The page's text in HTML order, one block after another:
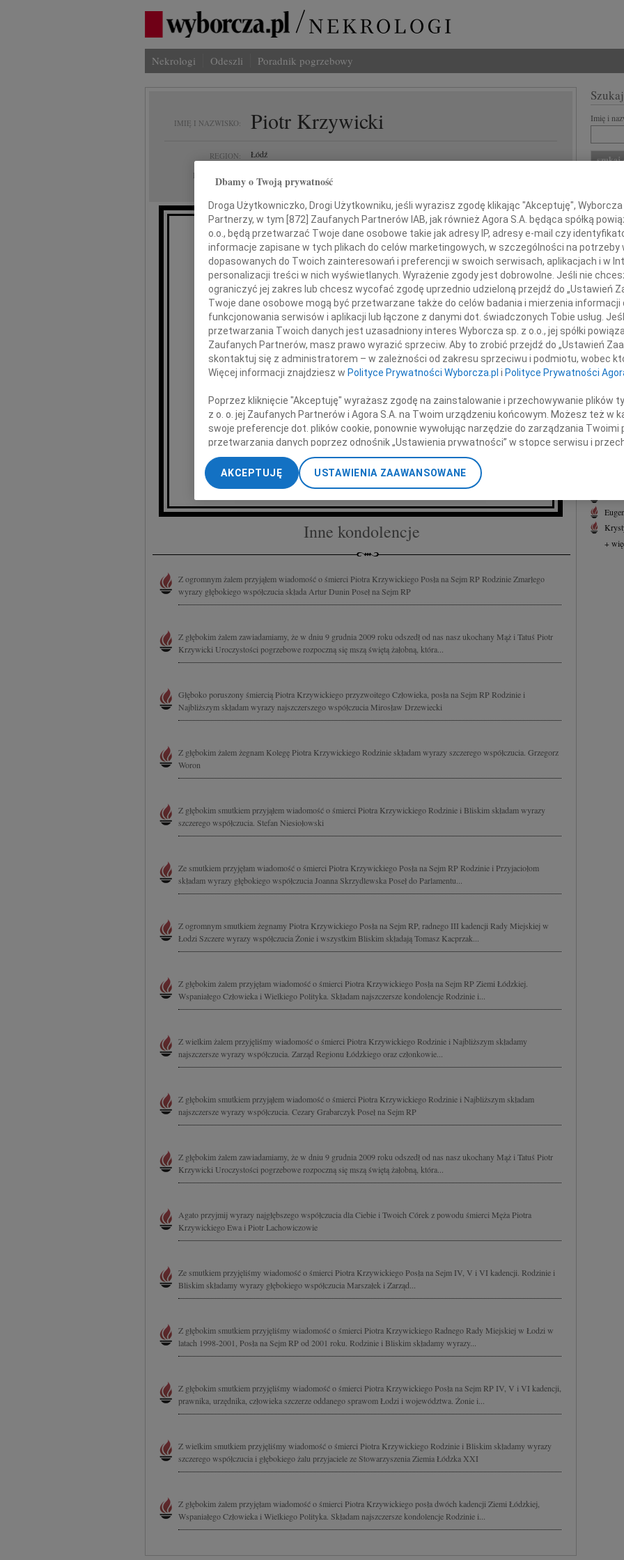
Nekrologi Odeszli Poradnik pogrzebowy
IMIĘ I NAZWISKO: Piotr Krzywicki
REGION: Łódź
DATA EMISJI:
Z głębokim żalem przyjęłam wiadomość o śmierci
Piotra Krzywickiego
Posła na Sejm RP.
Żonie, Córkom, Rodzinie i Bliskim
składam wyrazy głębokiego współczucia
Poseł na Sejm RP
Inne kondolencje
Z ogromnym żalem przyjąłem wiadomość o śmierci Piotra Krzywickiego Posła na Sejm RP Rodzinie Zmarłego
wyrazy głębokiego współczucia składa Artur Dunin Poseł na Sejm RP
Z głębokim żalem zawiadamiamy, że w dniu 9 grudnia 2009 roku odszedł od nas nasz ukochany Mąż i Tatuś Piotr
Krzywicki Uroczystości pogrzebowe rozpoczną się mszą świętą żałobną, która...
Głęboko poruszony śmiercią Piotra Krzywickiego przyzwoitego Człowieka, posła na Sejm RP Rodzinie i
Najbliższym składam wyrazy najszczerszego współczucia Mirosław Drzewiecki
Z głębokim żalem żegnam Kolegę Piotra Krzywickiego Rodzinie składam wyrazy szczerego współczucia. Grzegorz
Woron
Z głębokim smutkiem przyjąłem wiadomość o śmierci Piotra Krzywickiego Rodzinie i Bliskim składam wyrazy
szczerego współczucia. Stefan Niesiołowski
Ze smutkiem przyjęłam wiadomość o śmierci Piotra Krzywickiego Posła na Sejm RP Rodzinie i Przyjaciołom
składam wyrazy głębokiego współczucia Joanna Skrzydlewska Poseł do Parlamentu...
Z ogromnym smutkiem żegnamy Piotra Krzywickiego Posła na Sejm RP, radnego III kadencji Rady Miejskiej w
Łodzi Szczere wyrazy współczucia Żonie i wszystkim Bliskim składają Tomasz Kacprzak...
Z głębokim żalem przyjęłam wiadomość o śmierci Piotra Krzywickiego Posła na Sejm RP Ziemi Łódzkiej.
Wspaniałego Człowieka i Wielkiego Polityka. Składam najszczersze kondolencje Rodzinie i...
Z wielkim żalem przyjęliśmy wiadomość o śmierci Piotra Krzywickiego Rodzinie i Najbliższym składamy
najszczersze wyrazy współczucia. Zarząd Regionu Łódzkiego oraz członkowie...
Z głębokim smutkiem przyjąłem wiadomość o śmierci Piotra Krzywickiego Rodzinie i Najbliższym składam
najszczersze wyrazy współczucia. Cezary Grabarczyk Poseł na Sejm RP
Z głębokim żalem zawiadamiamy, że w dniu 9 grudnia 2009 roku odszedł od nas nasz ukochany Mąż i Tatuś Piotr
Krzywicki Uroczystości pogrzebowe rozpoczną się mszą świętą żałobną, która...
Agato przyjmij wyrazy najgłębszego współczucia dla Ciebie i Twoich Córek z powodu śmierci Męża Piotra
Krzywickiego Ewa i Piotr Lachowiczowie
Ze smutkiem przyjęliśmy wiadomość o śmierci Piotra Krzywickiego Posła na Sejm IV, V i VI kadencji. Rodzinie i
Bliskim składamy wyrazy głębokiego współczucia Marszałek i Zarząd...
Z głębokim smutkiem przyjęliśmy wiadomość o śmierci Piotra Krzywickiego Radnego Rady Miejskiej w Łodzi w
latach 1998-2001, Posła na Sejm RP od 2001 roku. Rodzinie i Bliskim składamy wyrazy...
Z głębokim smutkiem przyjęliśmy wiadomość o śmierci Piotra Krzywickiego Posła na Sejm RP IV, V i VI kadencji,
prawnika, urzędnika, człowieka szczerze oddanego sprawom Łodzi i województwa. Żonie i...
Z wielkim smutkiem przyjęliśmy wiadomość o śmierci Piotra Krzywickiego Rodzinie i Bliskim składamy wyrazy
szczerego współczucia i głębokiego żalu przyjaciele ze Stowarzyszenia Ziemia Łódzka XXI
Z głębokim żalem przyjęłam wiadomość o śmierci Piotra Krzywickiego posła dwóch kadencji Ziemi Łódzkiej,
Wspaniałego Człowieka i Wielkiego Polityka. Składam najszczersze kondolencje Rodzinie i...
Imię i
Z
Pani
Z
+
+
Dbamy o Twoją prywatność
Droga Użytkowniczko, Drogi Użytkowniku, jeśli wyrazisz zgodę klikając "Akceptuję",
Partnerzy, w tym [ 872 ] Zaufanych Partnerów IAB, jak również Agora S.A. będąca spółką
o.o., będą przetwarzać Twoje dane osobowe takie jak adresy IP, adresy e-mail czy
informacje zapisane w tych plikach do celów marketingowych, w szczególności na potrzeby
dopasowanych do Twoich zainteresowań i preferencji w swoich serwisach, aplikacjach i w
personalizacji treści w nich wyświetlanych. Wyrażenie zgody jest dobrowolne. Jeśli nie
ograniczyć jej zakres lub chcesz wycofać zgodę uprzednio udzieloną przejdź do „Ustawień
Twoje dane osobowe mogą być przetwarzane także do celów badania i mierzenia
funkcjonowania serwisów i aplikacji lub łączone z danymi dot. świadczonych Tobie usług.
przetwarzania Twoich danych jest uzasadniony interes Wyborcza sp. z o.o., jej spółki
Zaufanych Partnerów, masz prawo wyrazić sprzeciw. Aby to zrobić przejdź do „Ustawień
skontaktuj się z administratorem – w zależności od zakresu sprzeciwu i podmiotu, wobec
Więcej informacji znajdziesz w Polityce Prywatności Wyborcza.pl i Polityce Prywatności
Poprzez kliknięcie "Akceptuję" wyrażasz zgodę na zainstalowanie i przechowywanie plików
z o. o. jej Zaufanych Partnerów i Agora S.A. na Twoim urządzeniu końcowym. Możesz też w
swoje preferencje dot. plików cookie, ponownie wywołując narzędzie do zarządzania Twoimi
przetwarzania danych poprzez odnośnik „Ustawienia prywatności” w stopce serwisu i
„Ustawienia zaawansowane”. Zmiana ustawień plików cookie możliwa jest także za pomocą
My, nasi Zaufani Partnerzy i Agora S.A. możemy przetwarzać dane osobowe w
dokładnych danych geolokalizacyjnych. Aktywne skanowanie charakterystyki urządzenia do
Przechowywanie informacji na urządzeniu lub dostęp do nich. Spersonalizowane reklamy i
treści, badnie odbiorców i ulepszanie usług.
Lista Zaufanych Partnerów
USTAWIENIA ZAAWANSOWANE
AKCEPTUJĘ